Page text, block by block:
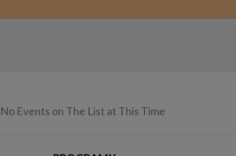
No Events on The List at This Time